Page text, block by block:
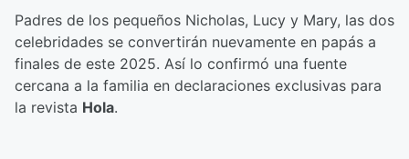
Padres de los pequeños Nicholas, Lucy y Mary, las dos
celebridades se convertirán nuevamente en papás a
finales de este 2025. Así lo confirmó una fuente
cercana a la familia en declaraciones exclusivas para
la revista Hola.